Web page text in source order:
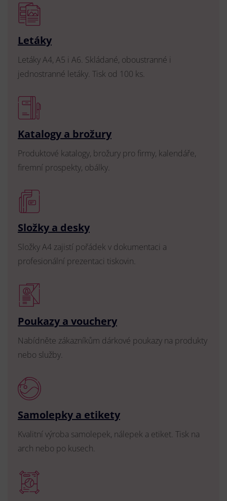
Letáky
Letáky A4, A5 i A6. Skládané, oboustranné i
jednostranné letáky. Tisk od 100 ks.
Katalogy a brožury
Produktové katalogy, brožury pro firmy, kalendáře,
firemní prospekty, obálky.
Složky a desky
Složky A4 zajistí pořádek v dokumentaci a
profesionální prezentaci tiskovin.
Poukazy a vouchery
Nabídněte zákazníkům dárkové poukazy na produkty
nebo služby.
Samolepky a etikety
Kvalitní výroba samolepek, nálepek a etiket. Tisk na
arch nebo po kusech.